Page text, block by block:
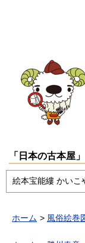
「日本の古本屋
ホーム 風俗絵巻